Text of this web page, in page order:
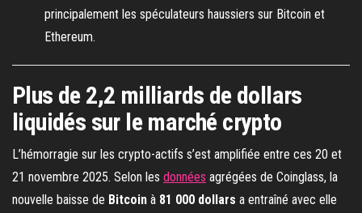
principalement les spéculateurs haussiers sur Bitcoin et
Ethereum.
Plus de 2,2 milliards de dollars
liquidés sur le marché crypto
L’hémorragie sur les crypto-actifs s’est amplifiée entre ces 20 et
21 novembre 2025. Selon les données agrégées de Coinglass, la
nouvelle baisse de Bitcoin à 81 000 dollars a entraîné avec elle